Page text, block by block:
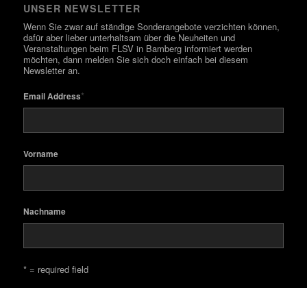
UNSER NEWSLETTER
Wenn Sie zwar auf ständige Sonderangebote verzichten können,
dafür aber lieber unterhaltsam über die Neuheiten und
Veranstaltungen beim FLSV in Bamberg informiert werden
möchten, dann melden Sie sich doch einfach bei diesem
Newsletter an.
Email Address*
Vorname
Nachname
* = required field